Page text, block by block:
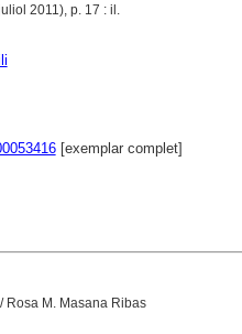
2011), p. 17 : il.
[exemplar complet]
/ Rosa M. Masana Ribas